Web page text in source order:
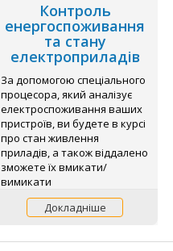
Контроль
енергоспоживання
та стану
електроприладів
За допомогою спеціального
процесора, який аналізує
електроспоживання ваших
пристроїв, ви будете в курсі
про стан живлення
приладів, а також віддалено
зможете їх вмикати/
вимикати
Докладніше